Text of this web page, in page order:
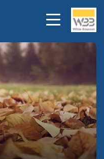
Bekijk alle foto's